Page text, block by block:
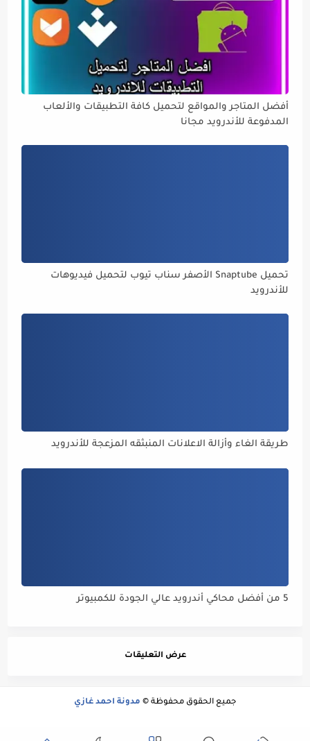
أفضل المتاجر والمواقع لتحميل كافة التطبيقات والألعاب
المدفوعة للأندرويد مجانا
تحميل Snaptube الأصفر سناب تيوب لتحميل فيديوهات
للأندرويد
طريقة الغاء وأزالة الاعلانات المنبثقه المزعجة للأندرويد
5 من أفضل محاكي أندرويد عالي الجودة للكمبيوتر
عرض التعليقات
جميع الحقوق محفوظة © مدونة احمد غازي